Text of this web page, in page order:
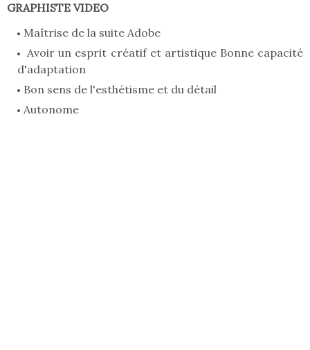
GRAPHISTE VIDEO
Maîtrise de la suite Adobe
Avoir un esprit créatif et artistique Bonne capacité
d'adaptation
Bon sens de l'esthétisme et du détail
Autonome